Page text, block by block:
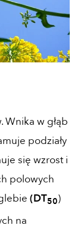
w głąb
podziały
się wzrost i
polowych
(DT50)
na